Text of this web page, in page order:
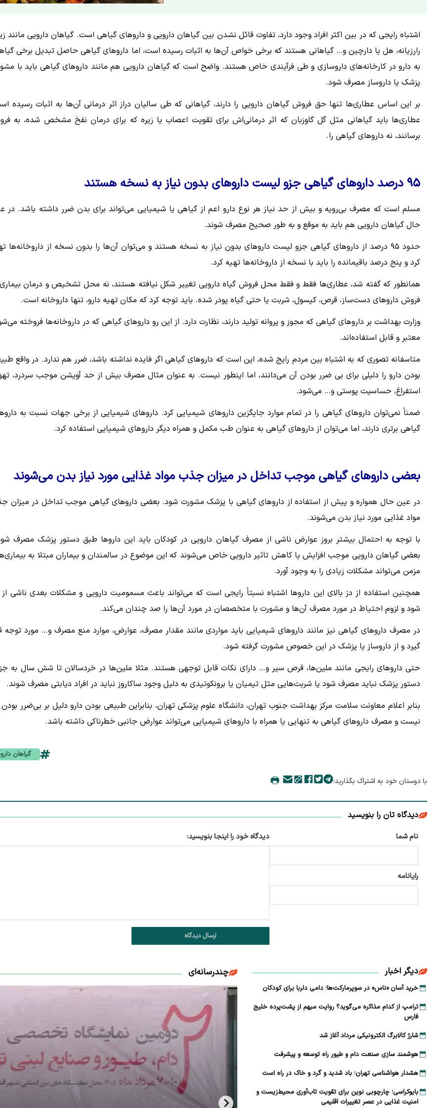
اشتباه رایجی که در بین اکثر افراد وجود دارد، تفاوت قائل نشدن بین گیاهان دارویی و داروهای گیاهی است. گیاهان دارویی مانند
رارزیانه، هل یا دارچین و… گیاهانی هستند که برخی خواص آن‌ها به اثبات رسیده است، اما داروهای گیاهی حاصل تبدیل برخی
به دارو در کارخانه‌های داروسازی و طی فرآیندی خاص هستند. واضح است که گیاهان دارویی هم مانند داروهای گیاهی باید با
پزشک یا داروساز مصرف شود.
بر این اساس عطاری‌ها تنها حق فروش گیاهان دارویی را دارند، گیاهانی که طی سالیان دراز اثر درمانی آن‌ها به اثبات رسیده
عطاری‌ها باید گیاهانی مثل گل گاوزبان که اثر درمانی‌اش برای تقویت اعصاب یا زیره که برای درمان نفخ مشخص شده، به
برسانند، نه داروهای گیاهی را.
۹۵ درصد داروهای گیاهی جزو لیست داروهای بدون نیاز به نسخه هستند
مسلم است که مصرف بی‌رویه و بیش از حد نیاز هر نوع دارو اعم از گیاهی یا شیمیایی می‌تواند برای بدن ضرر داشته باشد. در
حال گیاهان دارویی هم باید به موقع و به طور صحیح مصرف شوند.
حدود ۹۵ درصد از داروهای گیاهی جزو لیست داروهای بدون نیاز به نسخه هستند و می‌توان آن‌ها را بدون نسخه از داروخانه‌ها
کرد و پنج درصد باقیمانده را باید با نسخه از داروخانه‌ها تهیه کرد.
همانطور که گفته شد، عطاری‌ها فقط و فقط محل فروش گیاه دارویی تغییر شکل نیافته هستند، نه محل تشخیص و درمان
فروش داروهای دست‌ساز، قرص، کپسول، شربت یا حتی گیاه پودر شده. باید توجه کرد که مکان تهیه دارو، تنها داروخانه است.
وزارت بهداشت بر داروهای گیاهی که مجوز و پروانه تولید دارند، نظارت دارد. از این رو داروهای گیاهی که در داروخانه‌ها فروخته
معتبر و قابل استفاده‌اند.
متاسفانه تصوری که به اشتباه بین مردم رایج شده، این است که داروهای گیاهی اگر فایده نداشته باشد، ضرر هم ندارد. در واقع
بودن دارو را دلیلی برای بی ضرر بودن آن می‌دانند، اما اینطور نیست. به عنوان مثال مصرف بیش از حد آویشن موجب سردرد،
استفراغ، حساسیت پوستی و… می‌شود.
ضمناً نمی‌توان داروهای گیاهی را در تمام موارد جایگزین داروهای شیمیایی کرد. داروهای شیمیایی از برخی جهات نسبت به
گیاهی برتری دارند، اما می‌توان از داروهای گیاهی به عنوان طب مکمل و همراه دیگر داروهای شیمیایی استفاده کرد.
بعضی داروهای گیاهی موجب تداخل در میزان جذب مواد غذایی مورد نیاز بدن می‌شوند
در عین حال همواره و پیش از استفاده از داروهای گیاهی با پزشک مشورت شود. بعضی داروهای گیاهی موجب تداخل در میزان
مواد غذایی مورد نیاز بدن می‌شوند.
با توجه به احتمال بیشتر بروز عوارض ناشی از مصرف گیاهان دارویی در کودکان باید این داروها طبق دستور پزشک مصرف
بعضی گیاهان دارویی موجب افزایش یا کاهش تاثیر دارویی خاص می‌شوند که این موضوع در سالمندان و بیماران مبتلا به
مزمن می‌تواند مشکلات زیادی را به وجود آورد.
همچنین استفاده از دز بالای این داروها اشتباه نسبتاً رایجی است که می‌تواند باعث مسمومیت دارویی و مشکلات بعدی ناشی
شود و لزوم احتیاط در مورد مصرف آن‌ها و مشورت با متخصصان در مورد آن‌ها را صد چندان می‌کند.
در مصرف داروهای گیاهی نیز مانند داروهای شیمیایی باید مواردی مانند مقدار مصرف، عوارض، موارد منع مصرف و… مورد توجه
گیرد و از داروساز یا پزشک در این خصوص مشورت گرفته شود.
حتی داروهای رایجی مانند ملین‌ها، قرص سیر و… دارای نکات قابل توجهی هستند. مثلا ملین‌ها در خردسالان تا شش سال به
دستور پزشک نباید مصرف شود یا شربت‌هایی مثل تیمیان یا برونکوتیدی به دلیل وجود ساکاروز نباید در افراد دیابتی مصرف شوند.
بنابر اعلام معاونت سلامت مرکز بهداشت جنوب تهران، دانشگاه علوم پزشکی تهران، بنابراین طبیعی بودن دارو دلیل بر بی‌ضرر
نیست و مصرف داروهای گیاهی به تنهایی یا همراه با داروهای شیمیایی می‌تواند عوارض جانبی خطرناکی داشته باشد.
گیاهان
با دوستان خود به اشتراک بگذارید:
دیدگاه تان را بنویسید
نام شما
رایانامه
دیدگاه خود را اینجا بنویسید:
ارسال دیدگاه
دیگر اخبار
خرید آسان «ناس» در سوپرمارکت‌ها؛ دامی دلربا برای کودکان
ترامپ از کدام مذاکره می‌گوید؟ روایت مبهم از پشت‌پرده خلیج
فارس
شارژ کالابرگ الکترونیکی مرداد آغاز شد
هوشمند سازی صنعت دام و طیور راه توسعه و پیشرفت
هشدار هواشناسی تهران؛ باد شدید و گرد و خاک در راه است
بایوکراسی؛ چارچوبی نوین برای تقویت تاب‌آوری محیط‌زیست و
امنیت غذایی در عصر تغییرات اقلیمی
چندرسانه‌ای